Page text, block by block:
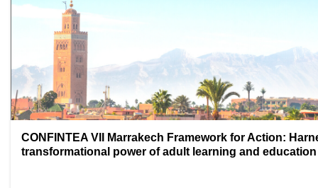
CONFINTEA VII Marrakech Framework for Action:
transformational power of adult learning and education